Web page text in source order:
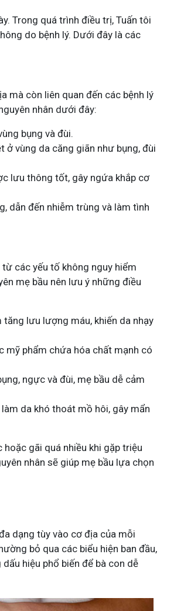
Trong quá trình điều trị, Tuấn tôi
do bệnh lý. Dưới đây là các
mà còn liên quan đến các bệnh lý
nhân dưới đây:
bụng và đùi.
ở vùng da căng giãn như bụng, đùi
lưu thông tốt, gây ngứa khắp cơ
dẫn đến nhiễm trùng và làm tình
các yếu tố không nguy hiểm
mẹ bầu nên lưu ý những điều
tăng lưu lượng máu, khiến da nhạy
mỹ phẩm chứa hóa chất mạnh có
ngực và đùi, mẹ bầu dễ cảm
da khó thoát mồ hôi, gây mẩn
gãi quá nhiều khi gặp triệu
nhân sẽ giúp mẹ bầu lựa chọn
dạng tùy vào cơ địa của mỗi
bỏ qua các biểu hiện ban đầu,
hiệu phổ biến để bà con dễ